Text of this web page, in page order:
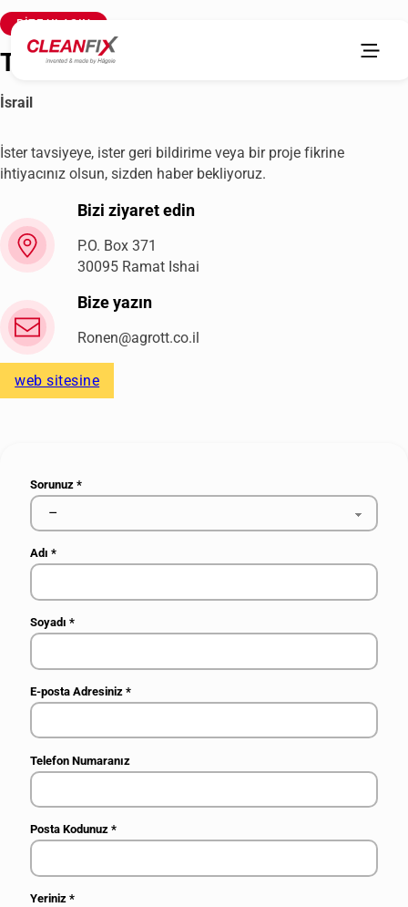
Tamir Electronics Hetz
İsrail
BIZE ULAŞIN
İster tavsiyeye, ister geri bildirime veya bir proje fikrine
ihtiyacınız olsun, sizden haber bekliyoruz.
Bizi ziyaret edin
P.O. Box 371
30095 Ramat Ishai
Bize yazın
Ronen@agrott.co.il
web sitesine
Sorunuz*
Adı*
Soyadı*
E-posta Adresiniz*
Telefon Numaranız
Posta Kodunuz*
Yeriniz*